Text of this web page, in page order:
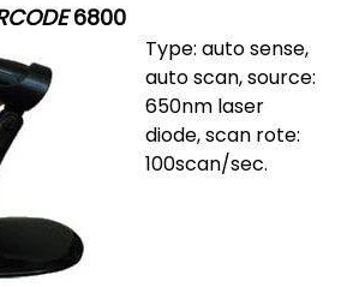
6800
Type: auto sense,
auto scan, source:
650nm laser
diode, scan rote:
100scan/sec.